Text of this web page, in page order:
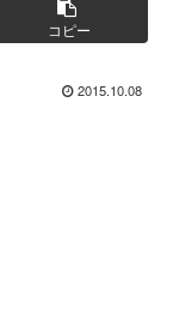
コピー
2015.10.08